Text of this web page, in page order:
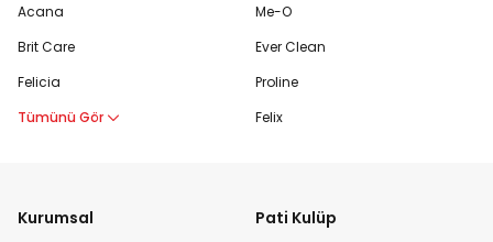
Acana
Brit Care
Felicia
Tümünü Gör
Me-O
Ever Clean
Proline
Felix
Kurumsal Pati Kulüp